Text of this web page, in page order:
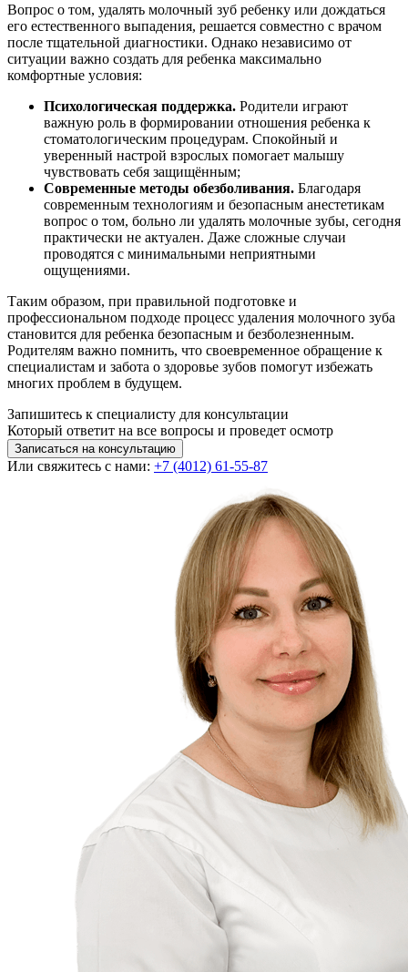
Вопрос о том, удалять молочный зуб ребенку или дождаться
его естественного выпадения, решается совместно с врачом
после тщательной диагностики. Однако независимо от
ситуации важно создать для ребенка максимально
комфортные условия:
Психологическая поддержка. Родители играют
важную роль в формировании отношения ребенка к
стоматологическим процедурам. Спокойный и
уверенный настрой взрослых помогает малышу
чувствовать себя защищённым;
Современные методы обезболивания. Благодаря
современным технологиям и безопасным анестетикам
вопрос о том, больно ли удалять молочные зубы, сегодня
практически не актуален. Даже сложные случаи
проводятся с минимальными неприятными
ощущениями.
Таким образом, при правильной подготовке и
профессиональном подходе процесс удаления молочного зуба
становится для ребенка безопасным и безболезненным.
Родителям важно помнить, что своевременное обращение к
специалистам и забота о здоровье зубов помогут избежать
многих проблем в будущем.
Запишитесь к специалисту для консультации
Который ответит на все вопросы и проведет осмотр
Записаться на консультацию
Или свяжитесь с нами: +7 (4012) 61-55-87